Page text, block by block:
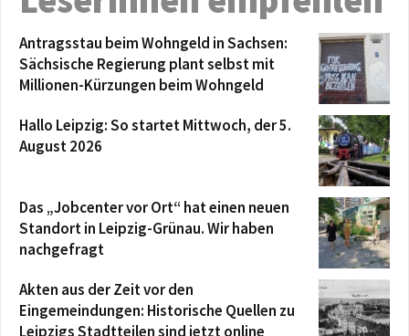
Antragsstau beim Wohngeld in Sachsen:
Sächsische Regierung plant selbst mit
Millionen-Kürzungen beim Wohngeld
Hallo Leipzig: So startet Mittwoch, der 5.
August 2026
Das „Jobcenter vor Ort“ hat einen neuen
Standort in Leipzig-Grünau. Wir haben
nachgefragt
Akten aus der Zeit vor den
Eingemeindungen: Historische Quellen zu
Leipzigs Stadtteilen sind jetzt online